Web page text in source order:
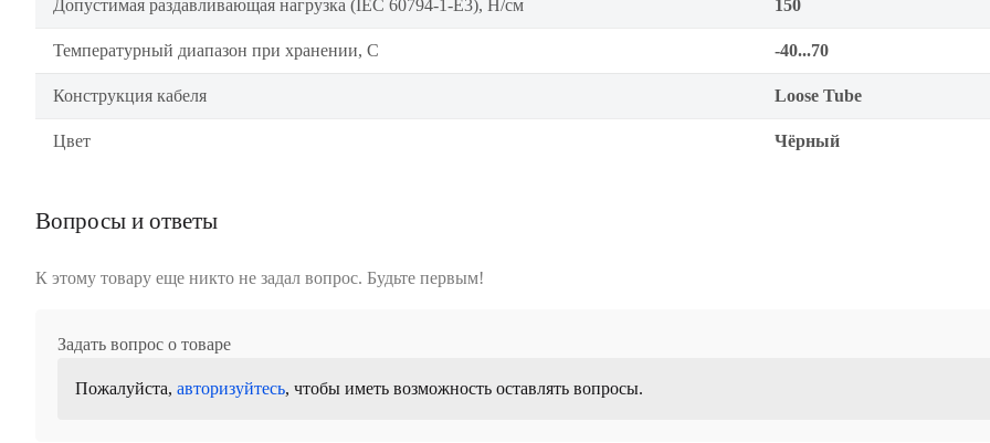
Допустимая раздавливающая нагрузка (IEC 60794-1-E3), Н/см 150
Температурный диапазон при хранении, C -40...70
Конструкция кабеля Loose Tube
Цвет Чёрный
Вопросы и ответы
К этому товару еще никто не задал вопрос. Будьте первым!
Задать вопрос о товаре
Пожалуйста, авторизуйтесь, чтобы иметь возможность оставлять вопросы.